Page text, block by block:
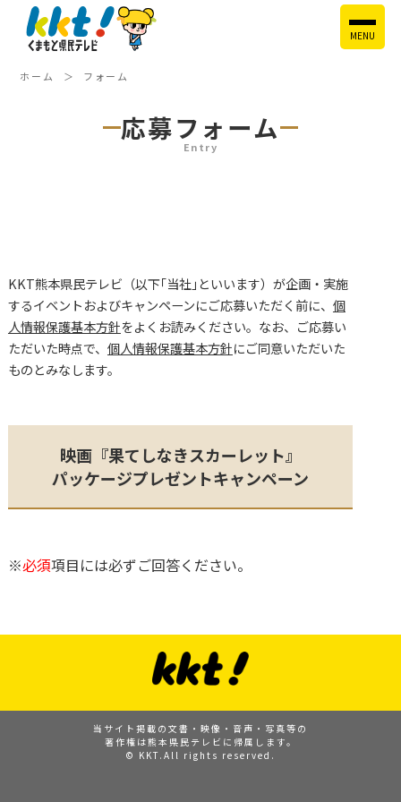
MENU
ホーム フォーム
応募フォーム
Entry
KKT熊本県民テレビ（以下｢当社｣といいます）が企画・実施
するイベントおよびキャンペーンにご応募いただく前に、 個
人情報保護基本方針をよくお読みください。なお、ご応募い
ただいた時点で、 個人情報保護基本方針にご同意いただいた
ものとみなします。
映画『果てしなきスカーレット』
パッケージプレゼントキャンペーン
※必須項目には必ずご回答ください。
当サイト掲載の文書・映像・音声・写真等の
著作権は熊本県民テレビに帰属します。
© KKT.All rights reserved.